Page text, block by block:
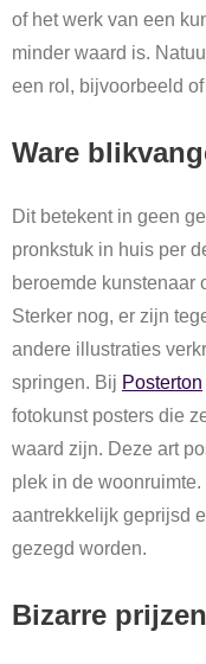
of het werk van een
minder waard is.
een rol, bijvoorbeeld
Ware
Dit betekent in geen
pronkstuk in huis per
beroemde kunstenaar
Sterker nog, er zijn
andere illustraties
springen. Bij Posterton
fotokunst posters die
waard zijn. Deze art
plek in de
aantrekkelijk geprijsd
gezegd worden.
Bizarre